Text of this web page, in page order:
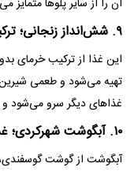
۹. شش‌انداز زنجانی؛ ترکیبی از خرما و کشمش
این غذا از ترکیب خرمای
تهیه می‌شود و طعمی شیرین
غذا‌های دیگر سرو می‌شود
۱۰. آبگوشت شهرکردی؛ غذایی مقوی و سنتی
آبگوشت از گوشت